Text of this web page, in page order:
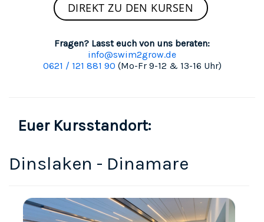
DIREKT ZU DEN KURSEN
Fragen? Lasst euch von uns beraten:
info@swim2grow.de
0621 / 121 881 90 (Mo-Fr 9-12 & 13-16 Uhr)
Euer Kursstandort:
Dinslaken - Dinamare